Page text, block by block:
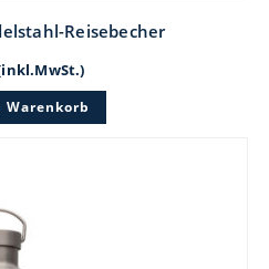
Reisebecher
Warenkorb